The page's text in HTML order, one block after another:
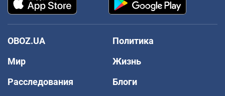
OBOZ.UA
Политика
Мир
Жизнь
Расследования
Блоги